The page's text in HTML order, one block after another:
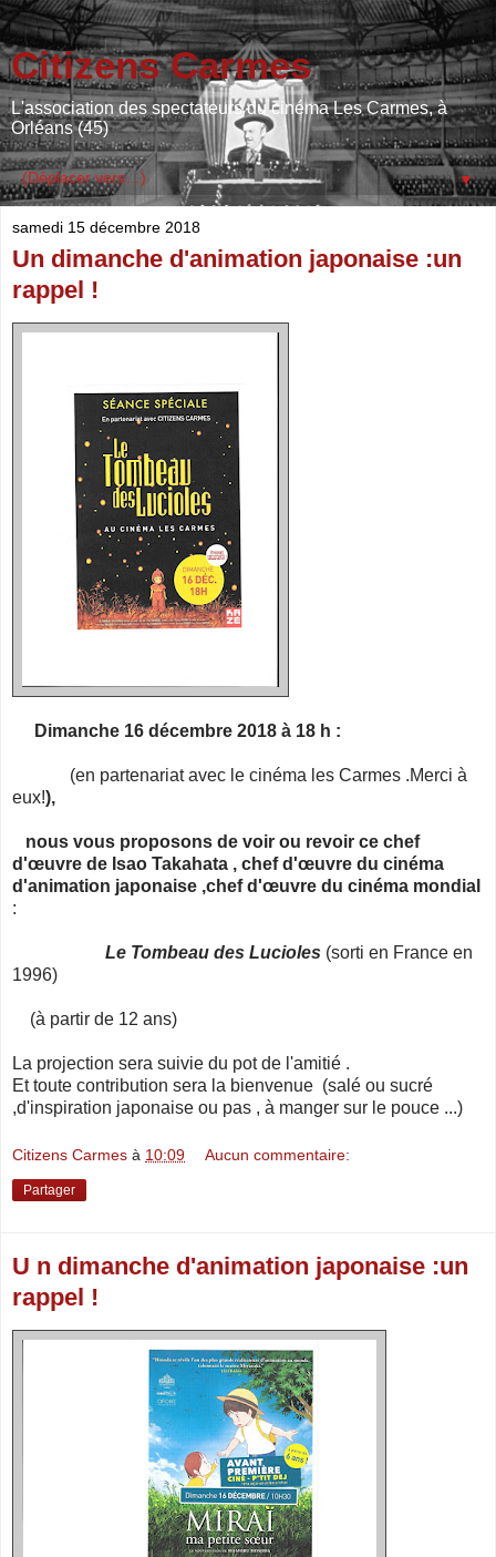
Citizens Carmes
L'association des spectateurs du cinéma Les Carmes, à
Orléans (45)
▼
samedi 15 décembre 2018
Un dimanche d'animation japonaise :un
rappel !
Dimanche 16 décembre 2018 à 18 h :
(en partenariat avec le cinéma les Carmes .Merci à
eux!),
nous vous proposons de voir ou revoir ce chef
d'œuvre de Isao Takahata , chef d'œuvre du cinéma
d'animation japonaise ,chef d'œuvre du cinéma mondial
:
Le Tombeau des Lucioles (sorti en France en
1996)
(à partir de 12 ans)
La projection sera suivie du pot de l'amitié .
Et toute contribution sera la bienvenue (salé ou sucré
,d'inspiration japonaise ou pas , à manger sur le pouce ...)
Citizens Carmes à 10:09 Aucun commentaire:
Partager
U n dimanche d'animation japonaise :un
rappel !